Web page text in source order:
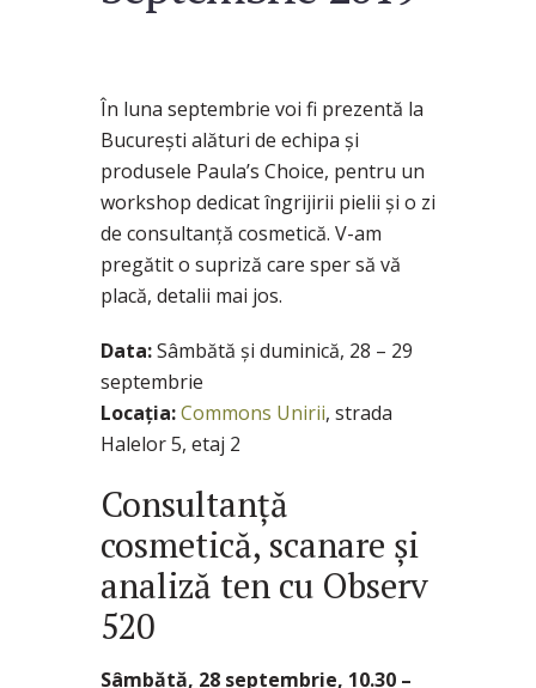
În luna septembrie voi fi prezentă la
București alături de echipa și
produsele Paula’s Choice, pentru un
workshop dedicat îngrijirii pielii și o zi
de consultanță cosmetică. V-am
pregătit o supriză care sper să vă
placă, detalii mai jos.
Data:Sâmbătă și duminică, 28 – 29
septembrie
Locația:Commons Unirii, strada
Halelor 5, etaj 2
Consultanță
cosmetică, scanare și
analiză ten cu Observ
520
Sâmbătă, 28 septembrie, 10.30 –